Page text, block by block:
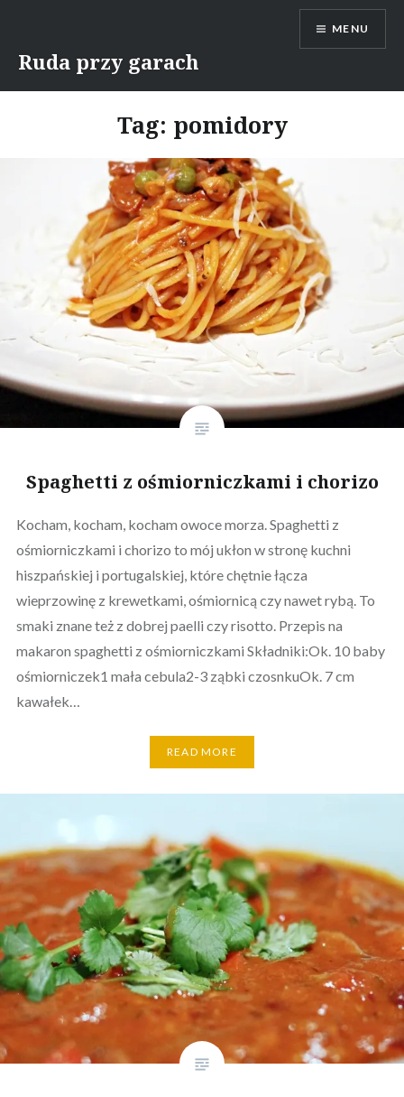
content
Ruda przy garach
MENU
Tag: pomidory
Spaghetti z ośmiorniczkami i chorizo
Kocham, kocham, kocham owoce morza. Spaghetti z
ośmiorniczkami i chorizo to mój ukłon w stronę kuchni
hiszpańskiej i portugalskiej, które chętnie łącza
wieprzowinę z krewetkami, ośmiornicą czy nawet rybą. To
smaki znane też z dobrej paelli czy risotto. Przepis na
makaron spaghetti z ośmiorniczkami Składniki:Ok. 10 baby
ośmiorniczek1 mała cebula2-3 ząbki czosnkuOk. 7 cm
kawałek…
READ MORE